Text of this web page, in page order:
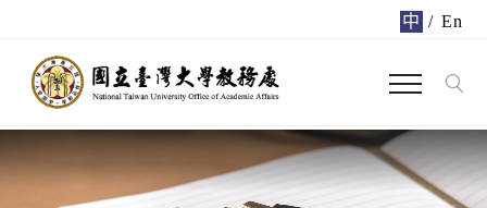
中 / En